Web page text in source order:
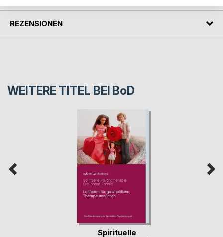
REZENSIONEN
WEITERE TITEL BEI BoD
Spirituelle